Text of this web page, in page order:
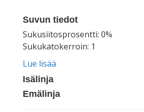
Suvun tiedot
Sukusiitosprosentti: 0%
Sukukatokerroin: 1
Lue lisää
Isälinja
Emälinja